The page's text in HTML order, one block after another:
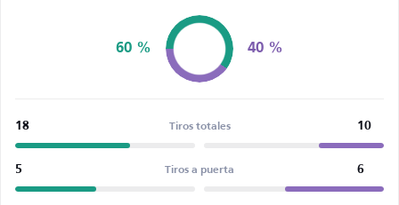
60 % 40 %
18 Tiros totales 10
5 Tiros a puerta 6